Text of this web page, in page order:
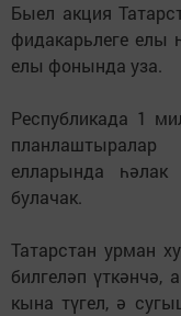
Быел акция
фидакарьлеге елы
елы фонында уза.
Республикада 1
елларында
булачак.
Татарстан урман
билгеләп үткәнчә,
кына түгел, ә